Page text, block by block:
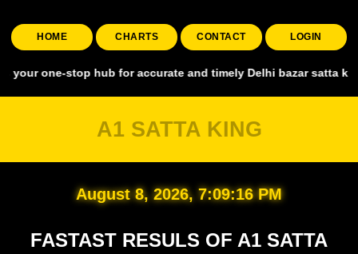
HOME CHARTS CONTACT LOGIN
stop hub for accurate and timely Delhi bazar satta king,
A1 SATTA KING
August 8, 2026, 7:09:17 PM
FASTAST RESULS OF A1 SATTA